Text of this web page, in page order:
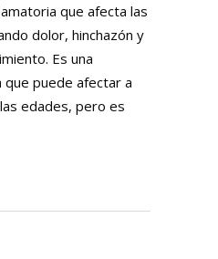
que afecta las
dolor, hinchazón y
Es una
puede afectar a
edades, pero es